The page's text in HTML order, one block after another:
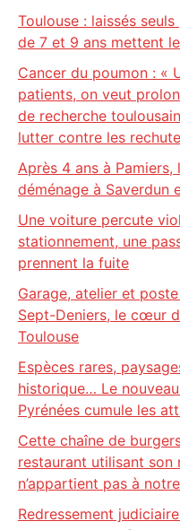
Toulouse : laissés
de 7 et 9 ans mettent
Cancer du poumon : «
patients, on veut
de recherche
lutter contre les
Après 4 ans à
déménage à Saverdun
Une voiture percute
stationnement, une
prennent la fuite
Garage, atelier et
Sept-Deniers, le cœur
Toulouse
Espèces rares,
historique… Le
Pyrénées cumule les
Cette chaîne de
restaurant utilisant son
n’appartient pas à
Redressement